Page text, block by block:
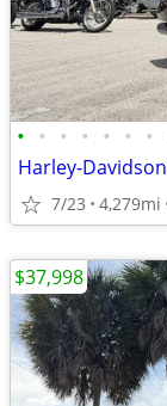
• • • • • • •
7/23 4,279mi
$37,998